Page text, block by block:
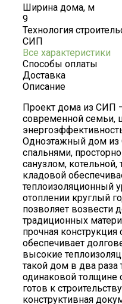
Ширина дома, м
9
Технология
СИП
Все характеристики
Способы оплаты
Доставка
Описание
Проект дома из СИП
современной семьи,
Одноэтажный дом из
спальнями,
санузлом,
кладовой
теплоизоляционный
отоплении круглый
позволяет возвести
традиционных
прочная конструкция
обеспечивает
высокие
такой дом в два раза
одинаковой толщине
готов к
конструктивная